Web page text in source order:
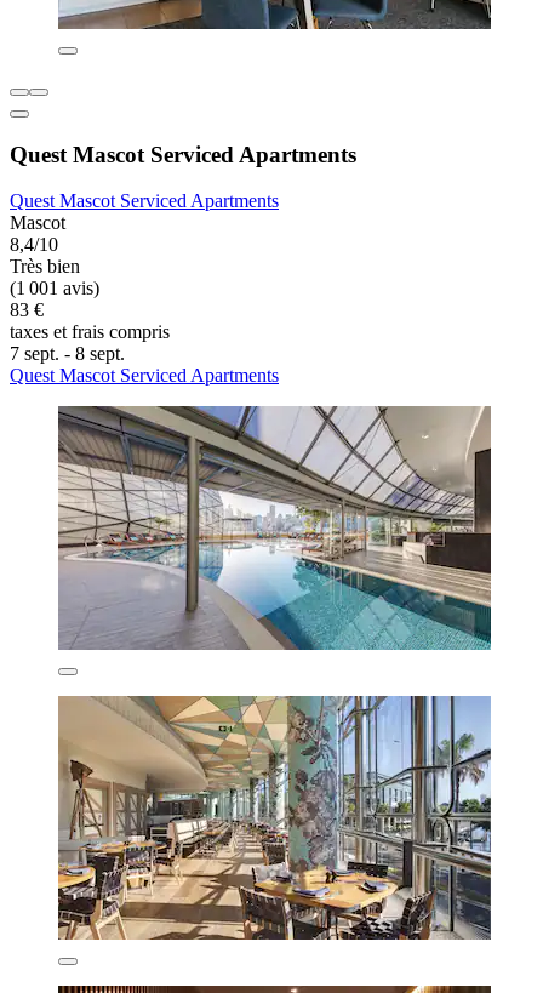
Quest Mascot Serviced Apartments
Quest Mascot Serviced Apartments
Mascot
8,4/10
Très bien
(1 001 avis)
83 €
taxes et frais compris
7 sept. - 8 sept.
Quest Mascot Serviced Apartments